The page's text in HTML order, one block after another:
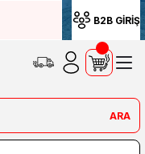
B2B GİRİŞ
ARA